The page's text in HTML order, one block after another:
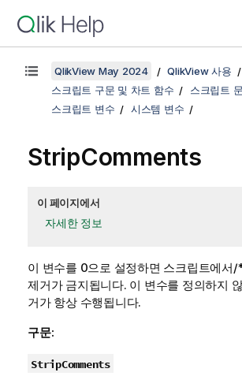
QlikView May 2024
QlikView 사용
스크립트 구문 및 차트 함수
스크립트
스크립트 변수
시스템 변수
StripComments
이 페이지에서
자세한 정보
이 변수를 0으로 설정하면 스크립트에서/
제거가 금지됩니다. 이 변수를 정의하지
거가 항상 수행됩니다.
구문:
StripComments